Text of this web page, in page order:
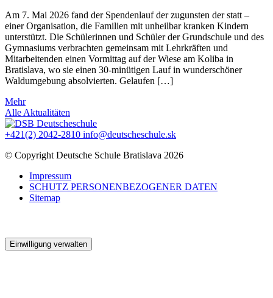
Am 7. Mai 2026 fand der Spendenlauf der zugunsten der statt –
einer Organisation, die Familien mit unheilbar kranken Kindern
unterstützt. Die Schülerinnen und Schüler der Grundschule und des
Gymnasiums verbrachten gemeinsam mit Lehrkräften und
Mitarbeitenden einen Vormittag auf der Wiese am Koliba in
Bratislava, wo sie einen 30-minütigen Lauf in wunderschöner
Waldumgebung absolvierten. Gelaufen […]
Mehr
Alle Aktualitäten
+421(2) 2042-2810 info@deutscheschule.sk
© Copyright Deutsche Schule Bratislava 2026
Impressum
SCHUTZ PERSONENBEZOGENER DATEN
Sitemap
Einwilligung verwalten